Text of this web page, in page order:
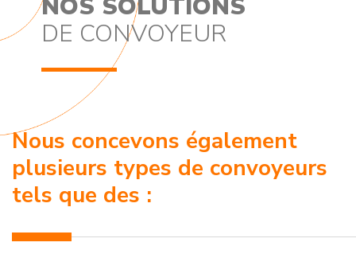
DE CONVOYEUR
Nous concevons également
plusieurs types de convoyeurs
tels que des :